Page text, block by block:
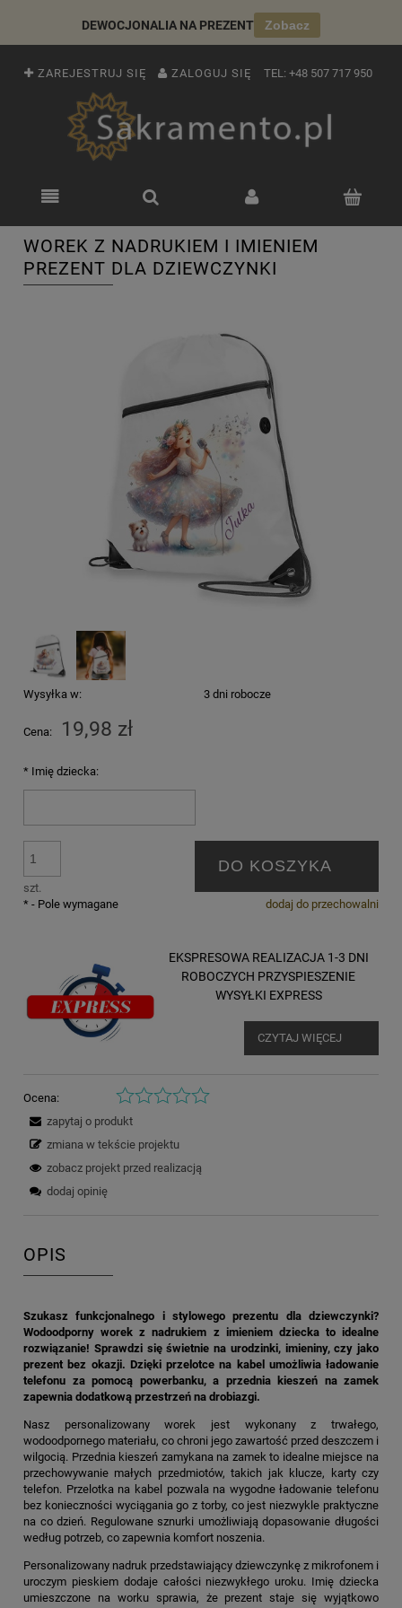
DEWOCJONALIA NA PREZENT Zobacz
ZAREJESTRUJ SIĘ ZALOGUJ SIĘ TEL: +48 507 717 950
WOREK Z NADRUKIEM I IMIENIEM
PREZENT DLA DZIEWCZYNKI
Wysyłka w: 3 dni robocze
Cena: 19,98 zł
* Imię dziecka:
szt.
DO KOSZYKA
dodaj do przechowalni
* - Pole wymagane
EKSPRESOWA REALIZACJA 1-3 DNI
ROBOCZYCH PRZYSPIESZENIE
WYSYŁKI EXPRESS
CZYTAJ WIĘCEJ
Ocena:
zapytaj o produkt
zmiana w tekście projektu
zobacz projekt przed realizacją
dodaj opinię
OPIS
Szukasz funkcjonalnego i stylowego prezentu dla dziewczynki?
Wodoodporny worek z nadrukiem z imieniem dziecka to idealne
rozwiązanie! Sprawdzi się świetnie na urodzinki, imieniny, czy jako
prezent bez okazji. Dzięki przelotce na kabel umożliwia ładowanie
telefonu za pomocą powerbanku, a przednia kieszeń na zamek
zapewnia dodatkową przestrzeń na drobiazgi.
Nasz personalizowany worek jest wykonany z trwałego,
wodoodpornego materiału, co chroni jego zawartość przed deszczem i
wilgocią. Przednia kieszeń zamykana na zamek to idealne miejsce na
przechowywanie małych przedmiotów, takich jak klucze, karty czy
telefon. Przelotka na kabel pozwala na wygodne ładowanie telefonu
bez konieczności wyciągania go z torby, co jest niezwykle praktyczne
na co dzień. Regulowane sznurki umożliwiają dopasowanie długości
według potrzeb, co zapewnia komfort noszenia.
Personalizowany nadruk przedstawiający dziewczynkę z mikrofonem i
uroczym pieskiem dodaje całości niezwykłego uroku. Imię dziecka
umieszczone na worku sprawia, że prezent staje się wyjątkowo